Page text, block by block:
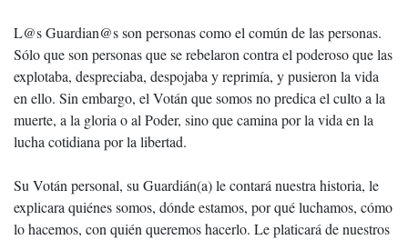
L@s Guardian@s son personas como el común de las personas.
Sólo que son personas que se rebelaron contra el poderoso que las
explotaba, despreciaba, despojaba y reprimía, y pusieron la vida
en ello. Sin embargo, el Votán que somos no predica el culto a la
muerte, a la gloria o al Poder, sino que camina por la vida en la
lucha cotidiana por la libertad.
Su Votán personal, su Guardián(a) le contará nuestra historia, le
explicara quiénes somos, dónde estamos, por qué luchamos, cómo
lo hacemos, con quién queremos hacerlo. Le platicará de nuestros